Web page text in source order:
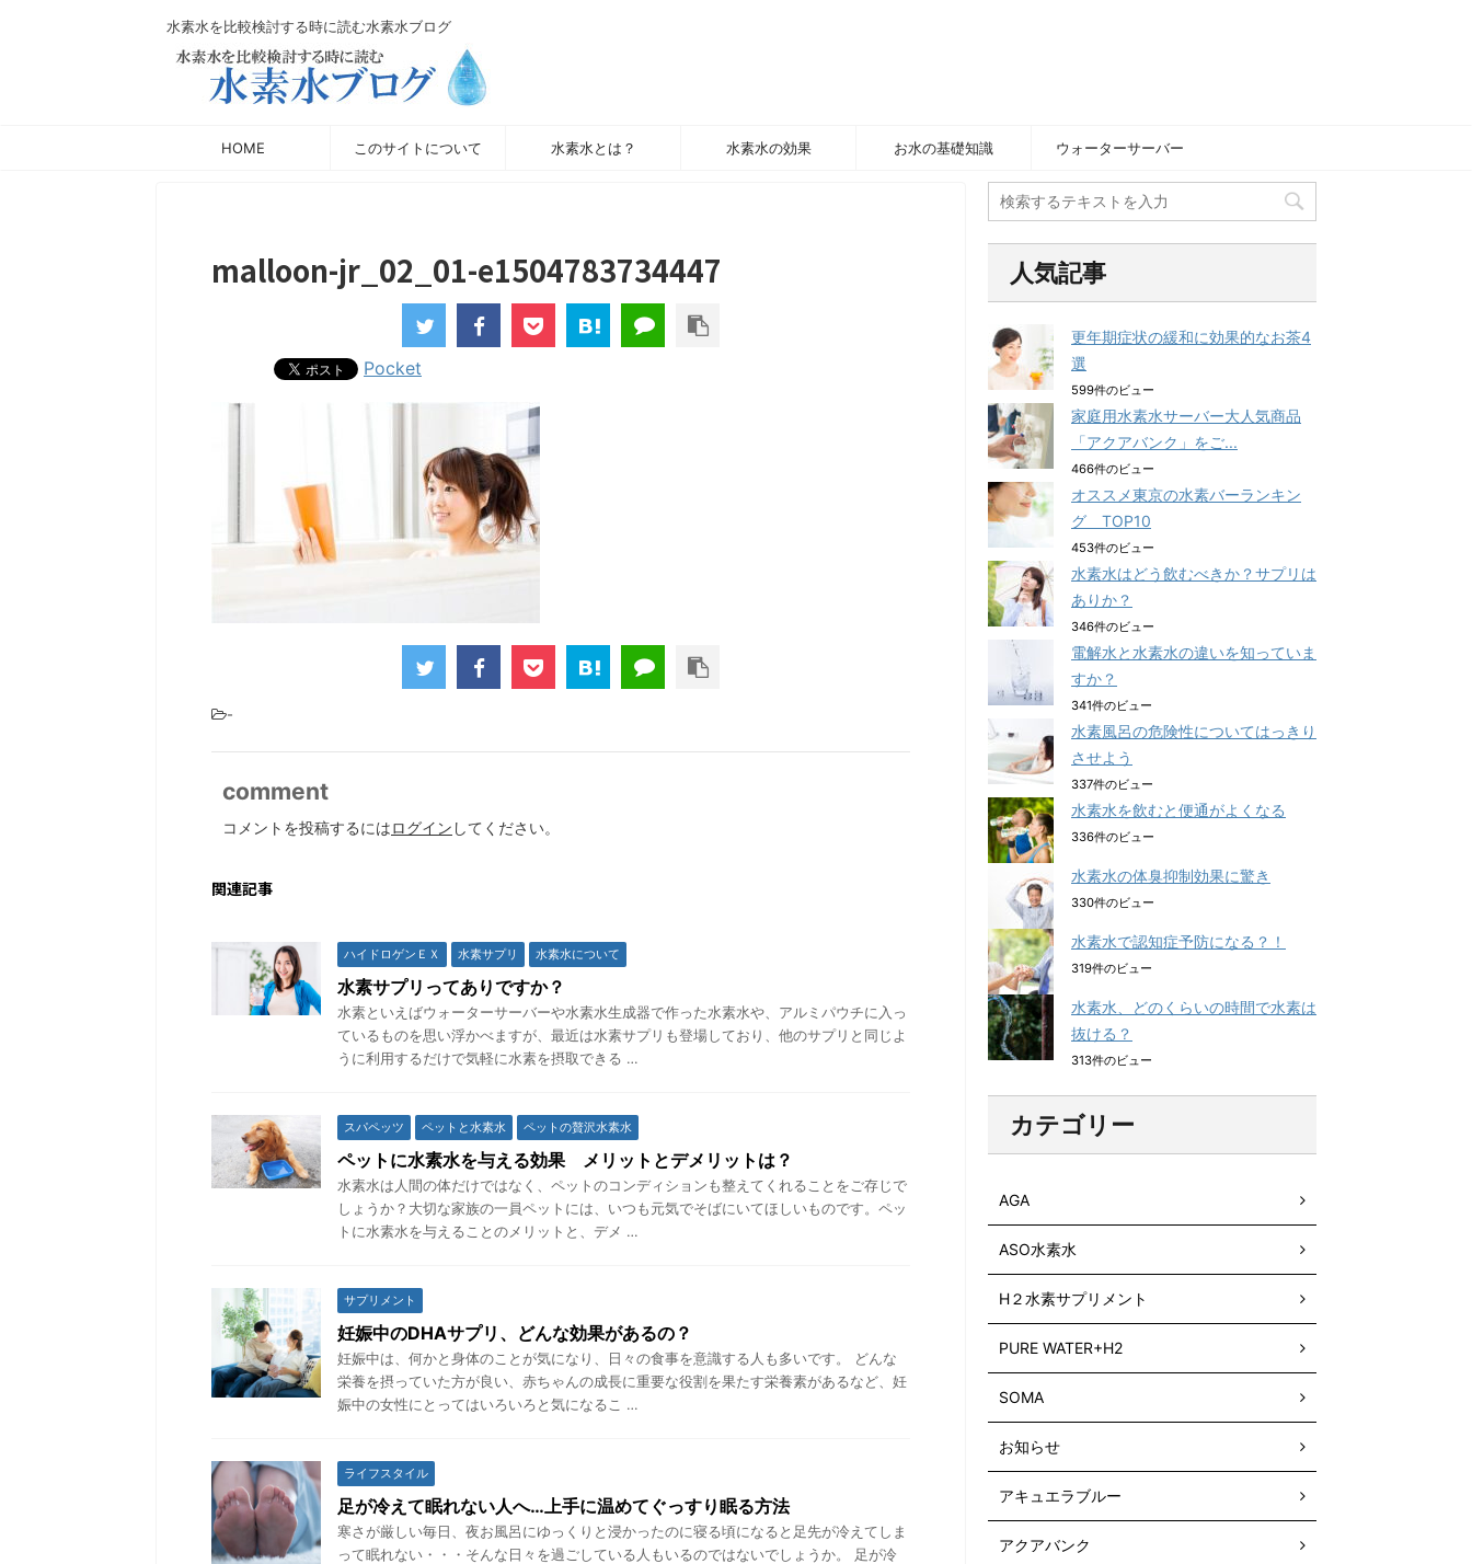
水素水を比較検討する時に読む水素水ブログ
HOME このサイトについて 水素水とは？ 水素水の効果 お水の基礎知識 ウォーターサーバー
malloon-jr_02_01-e1504783734447
Pocket
-
comment
コメントを投稿するにはログイン してください。
関連記事
ハイドロゲンＥＸ 水素サプリ 水素水について
水素サプリってありですか？
水素といえばウォーターサーバーや水素水生成器で作った水素水や、アルミパウチに入っ
ているものを思い浮かべますが、最近は水素サプリも登場しており、他のサプリと同じよ
うに利用するだけで気軽に水素を摂取できる …
スパペッツ ペットと水素水 ペットの贅沢水素水
ペットに水素水を与える効果 メリットとデメリットは？
水素水は人間の体だけではなく、ペットのコンディションも整えてくれることをご存じで
しょうか？大切な家族の一員ペットには、いつも元気でそばにいてほしいものです。ペッ
トに水素水を与えることのメリットと、デメ …
サプリメント
妊娠中のDHAサプリ、どんな効果があるの？
妊娠中は、何かと身体のことが気になり、日々の食事を意識する人も多いです。 どんな
栄養を摂っていた方が良い、赤ちゃんの成長に重要な役割を果たす栄養素があるなど、妊
娠中の女性にとってはいろいろと気になるこ …
ライフスタイル
足が冷えて眠れない人へ…上手に温めてぐっすり眠る方法
寒さが厳しい毎日、夜お風呂にゆっくりと浸かったのに寝る頃になると足先が冷えてしま
って眠れない・・・そんな日々を過ごしている人もいるのではないでしょうか。 足が冷
人気記事
更年期症状の緩和に効果的なお茶4
選
599件のビュー
家庭用水素水サーバー大人気商品
「アクアバンク」をご...
466件のビュー
オススメ東京の水素バーランキン
グ TOP10
453件のビュー
水素水はどう飲むべきか？サプリは
ありか？
346件のビュー
電解水と水素水の違いを知っていま
すか？
341件のビュー
水素風呂の危険性についてはっきり
させよう
337件のビュー
水素水を飲むと便通がよくなる
336件のビュー
水素水の体臭抑制効果に驚き
330件のビュー
水素水で認知症予防になる？！
319件のビュー
水素水、どのくらいの時間で水素は
抜ける？
313件のビュー
カテゴリー
AGA
ASO水素水
H２水素サプリメント
PURE WATER+H2
SOMA
お知らせ
アキュエラブルー
アクアバンク